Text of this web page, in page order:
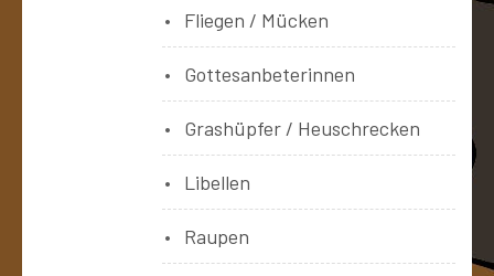
Fliegen / Mücken
Gottesanbeterinnen
Grashüpfer / Heuschrecken
Libellen
Raupen